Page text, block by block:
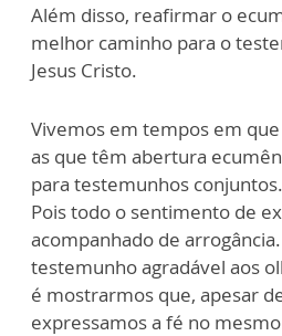
Além disso, reafirmar o
melhor caminho para o
Jesus Cristo.
Vivemos em tempos em
as que têm abertura
para testemunhos
Pois todo o sentimento de
acompanhado de
testemunho agradável aos
é mostrarmos que, apesar
expressamos a fé no